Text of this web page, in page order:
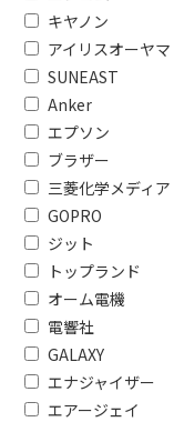
キヤノン
アイリスオーヤマ
SUNEAST
Anker
エプソン
ブラザー
三菱化学メディア
GOPRO
ジット
トップランド
オーム電機
電響社
GALAXY
エナジャイザー
エアージェイ